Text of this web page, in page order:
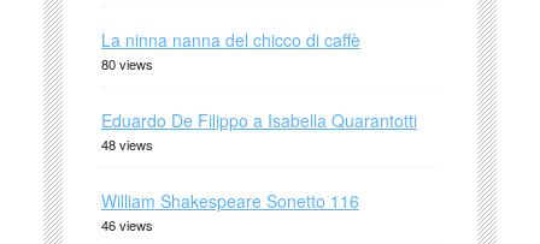
La ninna nanna del chicco di caffè
80 views
Eduardo De Filippo a Isabella Quarantotti
48 views
William Shakespeare Sonetto 116
46 views